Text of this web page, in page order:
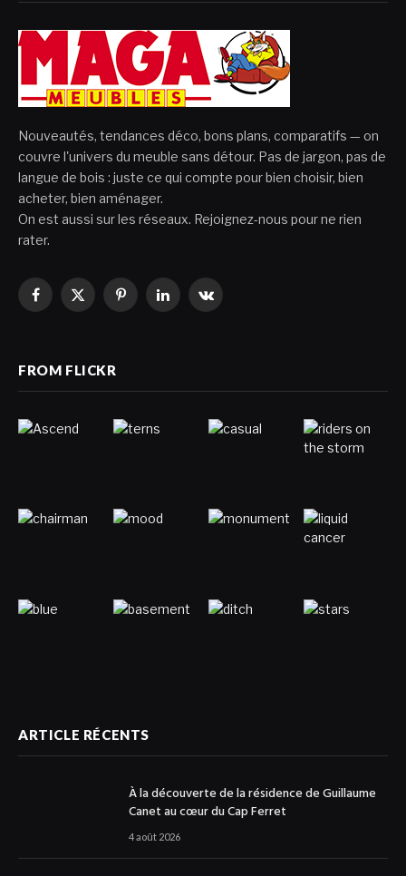
Nouveautés, tendances déco, bons plans, comparatifs — on
couvre l'univers du meuble sans détour. Pas de jargon, pas de
langue de bois : juste ce qui compte pour bien choisir, bien
acheter, bien aménager.
On est aussi sur les réseaux. Rejoignez-nous pour ne rien
rater.
Facebook
X
PinterestLinkedInVKontakte
FROM FLICKR
ARTICLE RÉCENTS
À la découverte de la résidence de Guillaume
Canet au cœur du Cap Ferret
4 août 2026